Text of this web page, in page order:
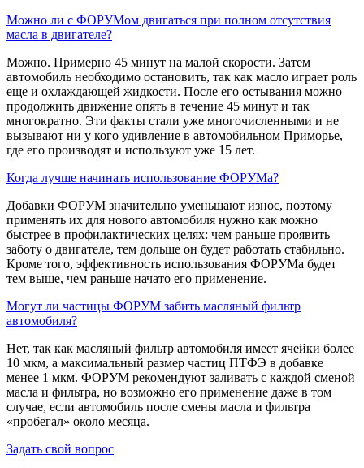
Можно ли с ФОРУМом двигаться при полном отсутствия
масла в двигателе?
Можно. Примерно 45 минут на малой скорости. Затем
автомобиль необходимо остановить, так как масло играет роль
еще и охлаждающей жидкости. После его остывания можно
продолжить движение опять в течение 45 минут и так
многократно. Эти факты стали уже многочисленными и не
вызывают ни у кого удивление в автомобильном Приморье,
где его производят и используют уже 15 лет.
Когда лучше начинать использование ФОРУМа?
Добавки ФОРУМ значительно уменьшают износ, поэтому
применять их для нового автомобиля нужно как можно
быстрее в профилактических целях: чем раньше проявить
заботу о двигателе, тем дольше он будет работать стабильно.
Кроме того, эффективность использования ФОРУМа будет
тем выше, чем раньше начато его применение.
Могут ли частицы ФОРУМ забить масляный фильтр
автомобиля?
Нет, так как масляный фильтр автомобиля имеет ячейки более
10 мкм, а максимальный размер частиц ПТФЭ в добавке
менее 1 мкм. ФОРУМ рекомендуют заливать с каждой сменой
масла и фильтра, но возможно его применение даже в том
случае, если автомобиль после смены масла и фильтра
«пробегал» около месяца.
Задать свой вопрос